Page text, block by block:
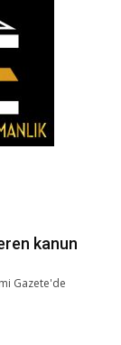
kanun
Gazete'de